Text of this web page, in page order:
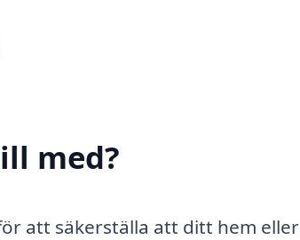
med?
att säkerställa att ditt hem eller